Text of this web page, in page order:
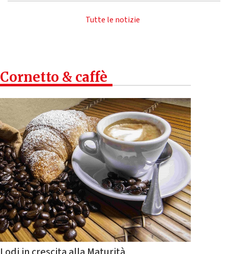
Tutte le notizie
Cornetto & caffè